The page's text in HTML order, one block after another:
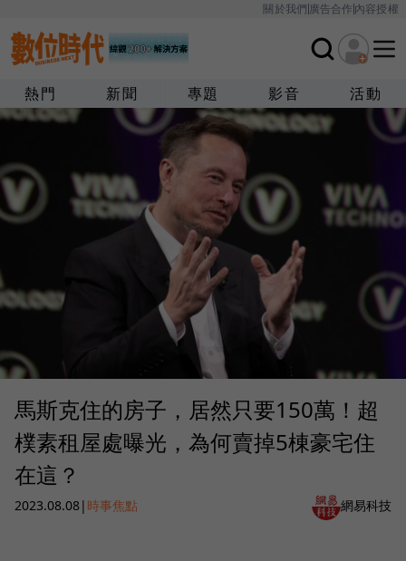
關於我們廣告合作內容授權
熱門 新聞 專題 影音 活動
馬斯克住的房子，居然只要150萬！超
樸素租屋處曝光，為何賣掉5棟豪宅住
在這？
2023.08.08| 時事焦點 網易科技